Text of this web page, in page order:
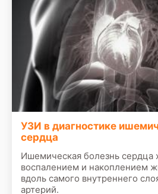
УЗИ в диагностике
сердца
Ишемическая болезнь сердца
воспалением и накоплением
вдоль самого внутреннего
артерий.